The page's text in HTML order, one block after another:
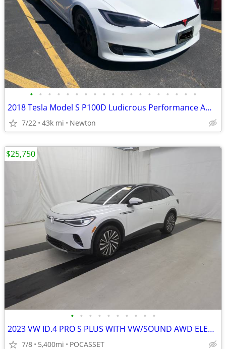
• • • • • • • • • • • • • • • • • • •
2018 Tesla Model S P100D Ludicrous Performance AWD
7/22 43k mi Newton
• • • • • • • • • •
2023 VW ID.4 PRO S PLUS WITH VW/SOUND AWD ELECTRIC
7/8 5,400mi POCASSET
$25,750